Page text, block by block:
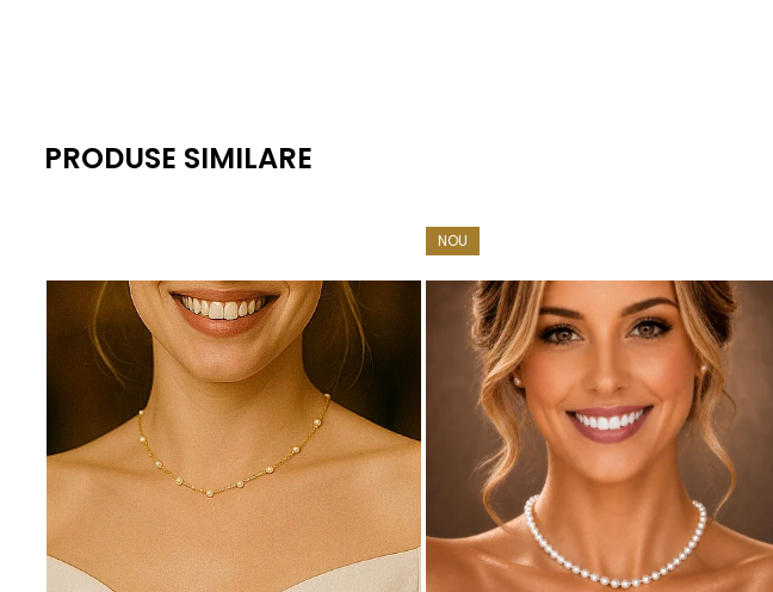
Greutate: aproximativ 1.65 g
KASKADDA®este un brand european de bijuterii premium, cu marcă înregistrată în
montate în metale prețioase certificate. Fiecare bijuterie cu perle este însoțită de
Adaugă acest
colier cu perlă naturală
albă în colecția ta – un simbol delicat de
Acest colier cu perle este o alegere clasică, dar farmecul lui crește atunci când este
PRODUSE SIMILARE
NOU